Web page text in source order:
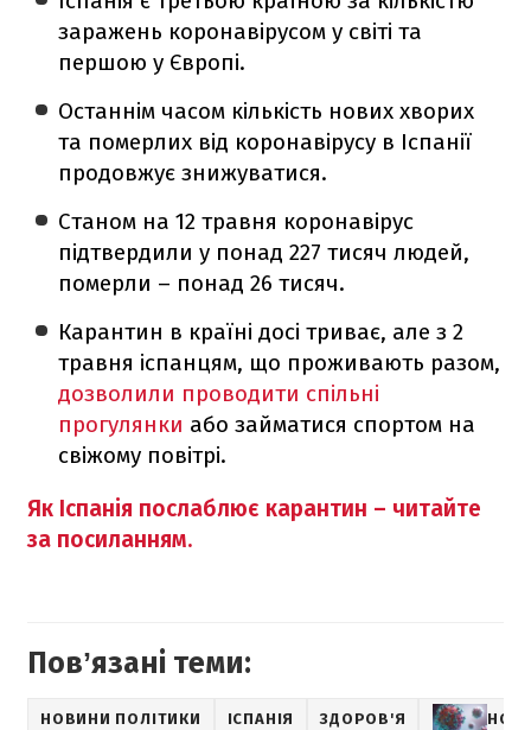
заражень коронавірусом у світі та
першою у Європі.
Останнім часом кількість нових хворих
та померлих від коронавірусу в Іспанії
продовжує знижуватися.
Станом на 12 травня коронавірус
підтвердили у понад 227 тисяч людей,
померли – понад 26 тисяч.
Карантин в країні досі триває, але з 2
травня іспанцям, що проживають разом,
дозволили проводити спільні
прогулянки або займатися спортом на
свіжому повітрі.
Як Іспанія послаблює карантин – читайте
за посиланням.
Повʼязані теми:
НОВИНИ ПОЛІТИКИ ІСПАНІЯ ЗДОРОВ'Я